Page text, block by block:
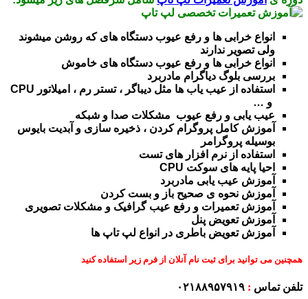
انواع خرابی ها و رفع عیوب دستگاه های که روشن میشوند
ولی تصویر ندارند
انواع خرابی ها و رفع عیوب دستگاه های خاموش
بررسی بلوگ دیاگرام مادربرد
استفاده از عیب یاب ها مثل دیباگر ، تستر رم ، امیلاتور CPU
و …
عیب یابی و رفع عیوب مشکلات صدا و شبکه
آموزش کامل پروگرام کردن ، ذخیره سازی و آبدیت بایوس
بوسیله پروگرامر
استفاده از نرم افزار های تست
احیا پایه های سوکت CPU
آموزش عیب یابی مادربرد
آموزش نحوه ی صحیح باز و بست کردن
آموزش تعمیرات و رفع عیب گرافیک و مشکلات تصویری
آموزش تعویض پنل
آموزش تعویض باطری در انواع لپ تاپ ها
همچنین می توانید برای ثبت نام آنلان از فرم زیر استفاده کنید
تلفن تماس : ۰۲۱۸۸۹۵۷۹۱۹